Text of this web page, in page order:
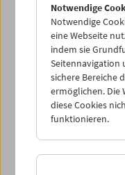
Mit Fragen, Kritik
E-Mail an
Notwendige
Notwendige
eine Webseite
indem sie
Seitennavigation
sichere Bereiche
ermöglichen. Die
diese Cookies
funktionieren.